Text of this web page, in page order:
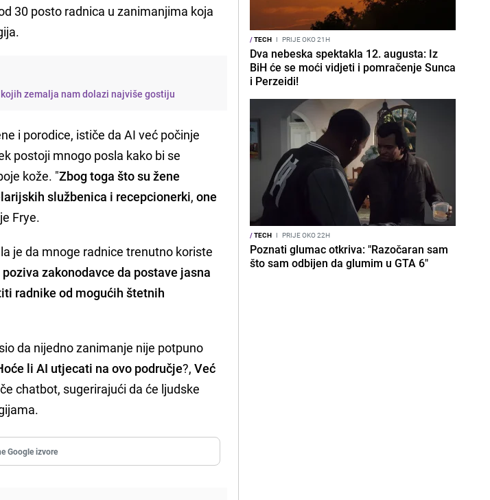
30 posto radnica u zanimanjima koja
zemalja nam dolazi najviše gostiju
i porodice, ističe da AI već počinje
postoji mnogo posla kako bi se
kože. "Zbog toga što su žene
službenica i recepcionerki,one
Frye.
je da mnoge radnice trenutno koriste
poziva zakonodavce da postave jasna
radnike od mogućih štetnih
da nijedno zanimanje nije potpuno
li AI utjecati na ovo područje?,Već
chatbot, sugerirajući da će ljudske
Google izvore
/TECH I PRIJE OKO 21H
Dva nebeska spektakla 12. augusta: Iz
BiH će se moći vidjeti i pomračenje Sunca
i Perzeidi!
/TECH I PRIJE OKO 22H
Poznati glumac otkriva: "Razočaran sam
što sam odbijen da glumim u GTA 6"